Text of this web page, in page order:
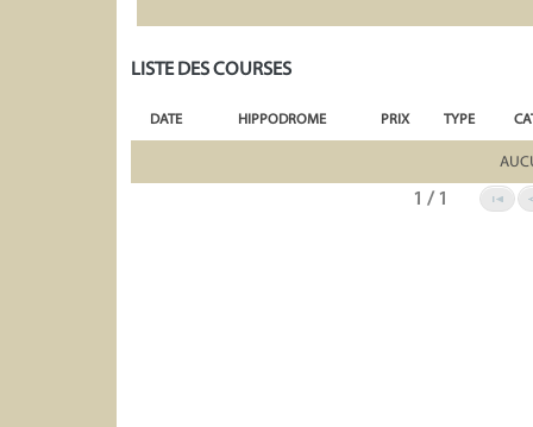
LISTE DES COURSES
DATE HIPPODROME PRIX TYPE
1 / 1